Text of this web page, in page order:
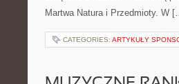
Martwa Natura i Przedmioty. W
CATEGORIES: ARTYKUŁY